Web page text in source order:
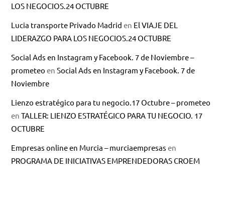
LOS NEGOCIOS.24 OCTUBRE
Lucia transporte Privado Madrid en El VIAJE DEL
LIDERAZGO PARA LOS NEGOCIOS.24 OCTUBRE
Social Ads en Instagram y Facebook. 7 de Noviembre –
prometeo enSocial Ads en Instagram y Facebook. 7 de
Noviembre
Lienzo estratégico para tu negocio.17 Octubre – prometeo
enTALLER: LIENZO ESTRATÉGICO PARA TU NEGOCIO. 17
OCTUBRE
Empresas online en Murcia – murciaempresas en
PROGRAMA DE INICIATIVAS EMPRENDEDORAS CROEM